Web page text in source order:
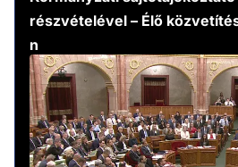
részvételével – Élő
n